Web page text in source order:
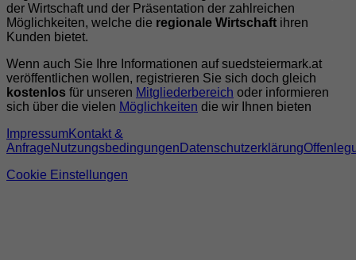
der Wirtschaft und der Präsentation der zahlreichen
Möglichkeiten, welche die regionale Wirtschaft ihren
Kunden bietet.
Wenn auch Sie Ihre Informationen auf suedsteiermark.at
veröffentlichen wollen, registrieren Sie sich doch gleich
kostenlos für unseren Mitgliederbereich oder informieren
sich über die vielen Möglichkeiten die wir Ihnen bieten
ImpressumKontakt &
AnfrageNutzungsbedingungen Datenschutzerklärung
Cookie Einstellungen